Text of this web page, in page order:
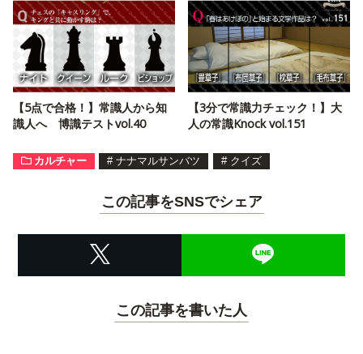
【5点で合格！】常識人から知
識人へ 博識テストvol.40
【3分で常識力チェック！】大
人の常識Knock vol.151
カルチャー # ナナマルサンバツ # クイズ
この記事をSNSでシェア
この記事を書いた人